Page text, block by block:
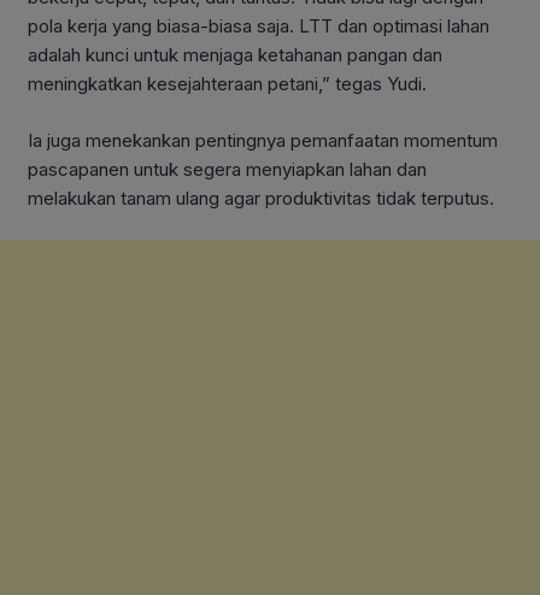
pola kerja yang biasa-biasa saja. LTT dan optimasi lahan
adalah kunci untuk menjaga ketahanan pangan dan
meningkatkan kesejahteraan petani,” tegas Yudi.
Ia juga menekankan pentingnya pemanfaatan momentum
pascapanen untuk segera menyiapkan lahan dan
melakukan tanam ulang agar produktivitas tidak terputus.